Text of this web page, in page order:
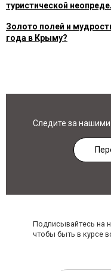
туристической
Золото полей и
года в Крыму?
Следите за
Подписывайтесь на
чтобы быть в курсе